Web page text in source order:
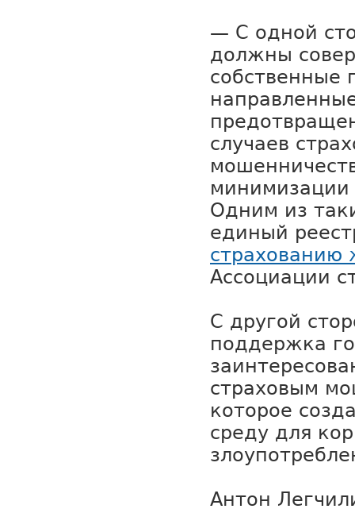
— С одной
должны
собственные
случаев
минимизации
Одним из
единый
страхованию
Ассоциации
С другой
поддержка
страховым
которое
среду для
Антон